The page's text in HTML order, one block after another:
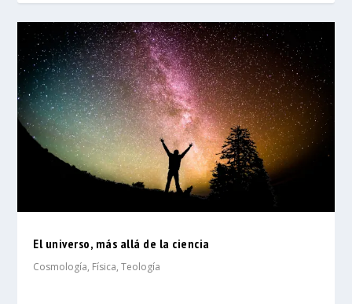
El universo, más allá de la ciencia
Cosmología, Física,Teología